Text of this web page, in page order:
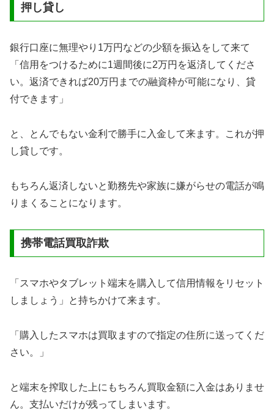
押し貸し
銀行口座に無理やり1万円などの少額を振込をして来て
「信用をつけるために1週間後に2万円を返済してくださ
い。返済できれば20万円までの融資枠が可能になり、貸
付できます」
と、とんでもない金利で勝手に入金して来ます。これが押
し貸しです。
もちろん返済しないと勤務先や家族に嫌がらせの電話が鳴
りまくることになります。
携帯電話買取詐欺
「スマホやタブレット端末を購入して信用情報をリセット
しましょう」と持ちかけて来ます。
「購入したスマホは買取ますので指定の住所に送ってくだ
さい。」
と端末を搾取した上にもちろん買取金額に入金はありませ
ん。支払いだけが残ってしまいます。